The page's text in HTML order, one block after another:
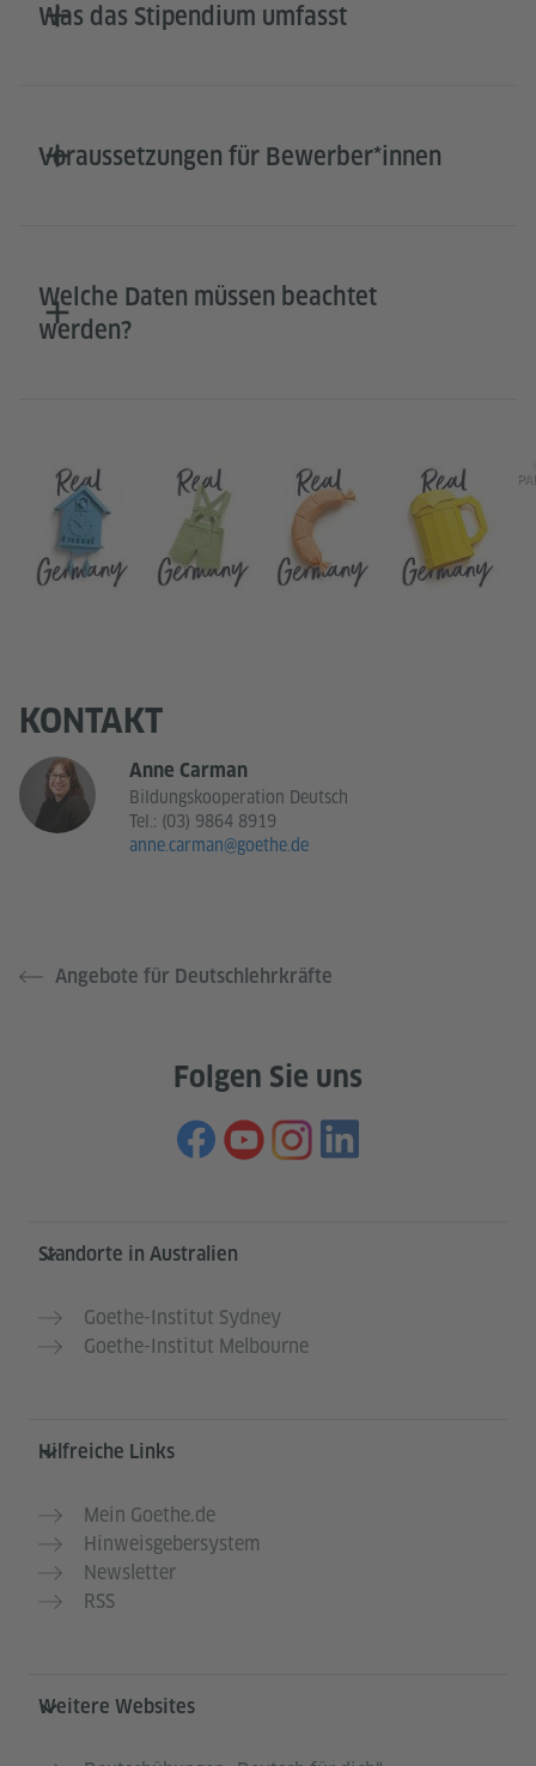
Was das Stipendium umfasst
Voraussetzungen für Bewerber*innen
Welche Daten müssen beachtet
werden?
KONTAKT
Anne Carman
Bildungskooperation Deutsch
Tel.: (03) 9864 8919
anne.carman@goethe.de
Angebote für Deutschlehrkräfte
Folgen Sie uns
Service- und Informationsbereich
Standorte in Australien
Goethe-Institut Sydney
Goethe-Institut Melbourne
Hilfreiche Links
Mein Goethe.de
Hinweisgebersystem
Newsletter
RSS
Weitere Websites